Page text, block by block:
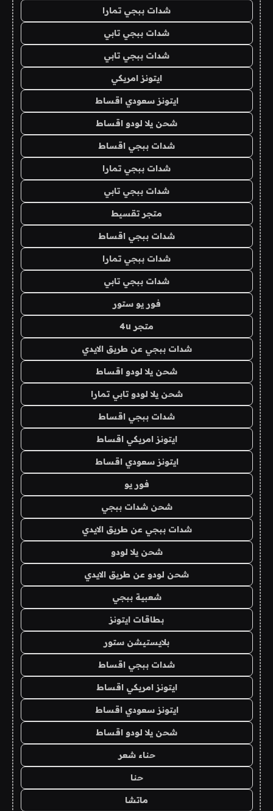
شدات ببجي تمارا
شدات ببجي تابي
شدات ببجي تابي
ايتونز امريكي
ايتونز سعودي اقساط
شحن يلا لودو اقساط
شدات ببجي اقساط
شدات ببجي تمارا
شدات ببجي تابي
متجر تقسيط
شدات ببجي اقساط
شدات ببجي تمارا
شدات ببجي تابي
فور يو ستور
متجر 4u
شدات ببجي عن طريق الايدي
شحن يلا لودو اقساط
شحن يلا لودو تابي تمارا
شدات ببجي اقساط
ايتونز امريكي اقساط
ايتونز سعودي اقساط
فور يو
شحن شدات ببجي
شدات ببجي عن طريق الايدي
شحن يلا لودو
شحن لودو عن طريق الايدي
شعبية ببجي
بطاقات ايتونز
بلايستيشن ستور
شدات ببجي اقساط
ايتونز امريكي اقساط
ايتونز سعودي اقساط
شحن يلا لودو اقساط
حناء شعر
حنا
ماتشا